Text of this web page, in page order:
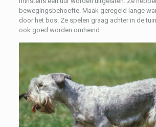
bewegingsbehoefte. Maak geregeld lange
door het bos. Ze spelen graag achter in de
ook goed worden omheind.